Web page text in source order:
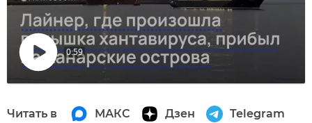
Воспроизвести
0:59
Читать в МАКС Дзен Telegram